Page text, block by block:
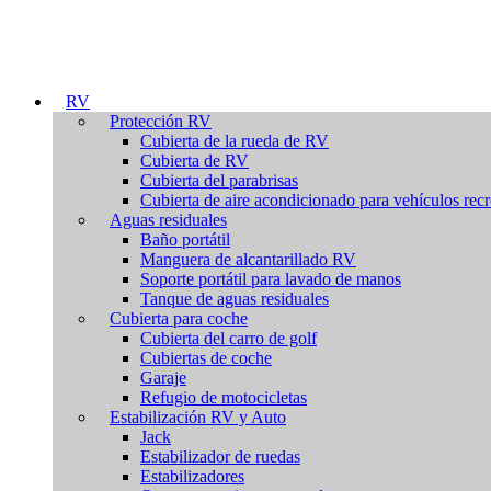
RV
Protección RV
Cubierta de la rueda de RV
Cubierta de RV
Cubierta del parabrisas
Cubierta de aire acondicionado para vehículos
Aguas residuales
Baño portátil
Manguera de alcantarillado RV
Soporte portátil para lavado de manos
Tanque de aguas residuales
Cubierta para coche
Cubierta del carro de golf
Cubiertas de coche
Garaje
Refugio de motocicletas
Estabilización RV y Auto
Jack
Estabilizador de ruedas
Estabilizadores